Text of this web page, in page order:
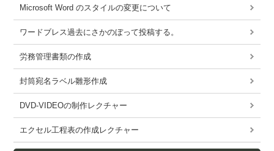
Microsoft Word のスタイルの変更について
ワードブレス過去にさかのぼって投稿する。
労務管理書類の作成
封筒宛名ラベル雛形作成
DVD-VIDEOの制作レクチャー
エクセル工程表の作成レクチャー